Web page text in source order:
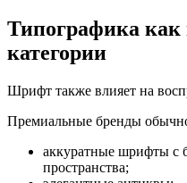
Типографика как
категории
Шрифт также влияет на
Премиальные бренды
аккуратные шрифты с
пространства;